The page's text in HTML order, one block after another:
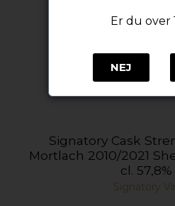
Signatory Cask
Mortlach 2010/2021
cl. 57,8%
Signatory
Er du over
NEJ